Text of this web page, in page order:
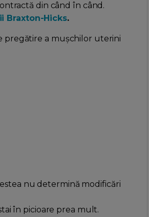
din când în când.
Braxton-Hicks.
pregătire a mușchilor uterini
nu determină modificări
în picioare prea mult.